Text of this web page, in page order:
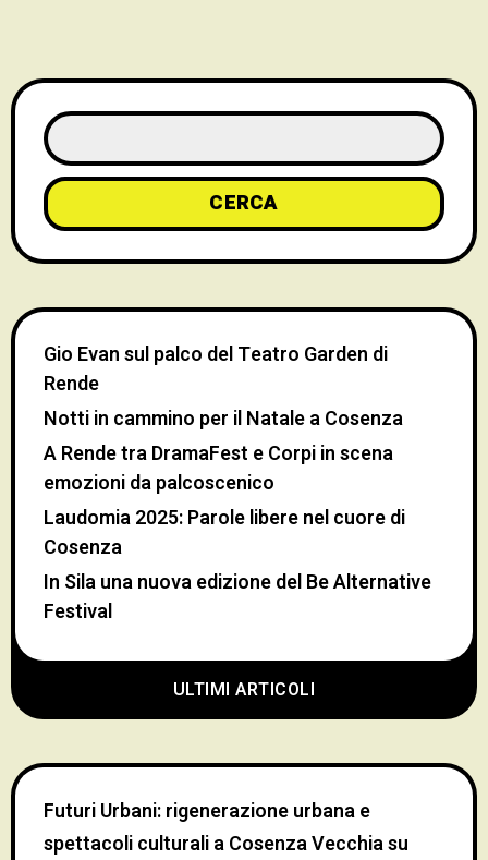
CERCA
ULTIMI ARTICOLI
Gio Evan sul palco del Teatro Garden di
Rende
Notti in cammino per il Natale a Cosenza
A Rende tra DramaFest e Corpi in scena
emozioni da palcoscenico
Laudomia 2025: Parole libere nel cuore di
Cosenza
In Sila una nuova edizione del Be Alternative
Festival
Futuri Urbani: rigenerazione urbana e
spettacoli culturali a Cosenza Vecchiasu